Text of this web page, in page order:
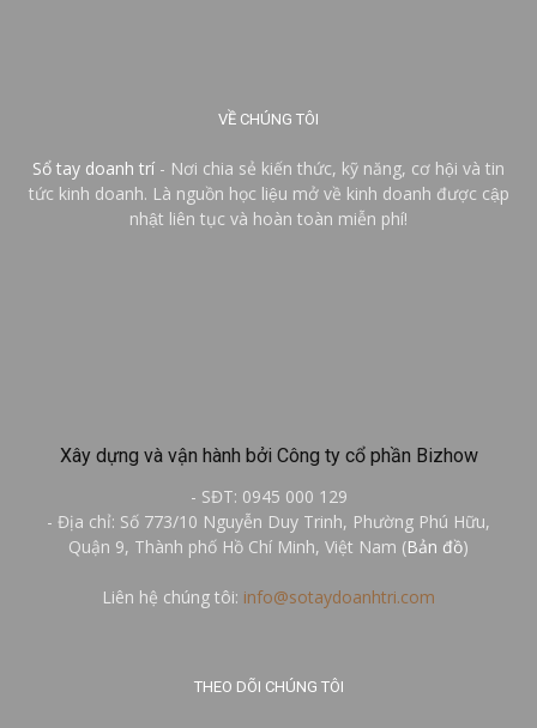
VỀ CHÚNG TÔI
Sổ tay doanh trí - Nơi chia sẻ kiến thức, kỹ năng, cơ hội và tin
tức kinh doanh. Là nguồn học liệu mở về kinh doanh được cập
nhật liên tục và hoàn toàn miễn phí!
Xây dựng và vận hành bởi Công ty cổ phần Bizhow
- SĐT: 0945 000 129
- Địa chỉ: Số 773/10 Nguyễn Duy Trinh, Phường Phú Hữu,
Quận 9, Thành phố Hồ Chí Minh, Việt Nam (Bản đồ)
Liên hệ chúng tôi: info@sotaydoanhtri.com
THEO DÕI CHÚNG TÔI